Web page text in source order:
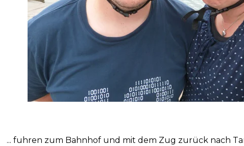
... fuhren zum Bahnhof und mit dem Zug zurück nach